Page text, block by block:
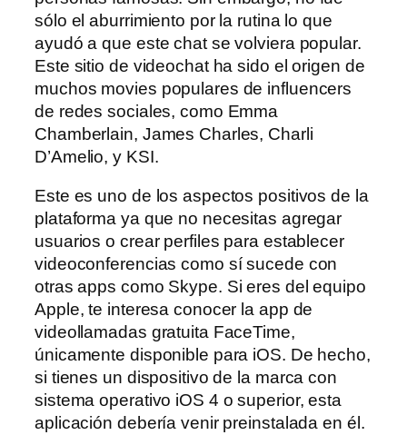
sólo el aburrimiento por la rutina lo que
ayudó a que este chat se volviera popular.
Este sitio de videochat ha sido el origen de
muchos movies populares de influencers
de redes sociales, como Emma
Chamberlain, James Charles, Charli
D’Amelio, y KSI.
Este es uno de los aspectos positivos de la
plataforma ya que no necesitas agregar
usuarios o crear perfiles para establecer
videoconferencias como sí sucede con
otras apps como Skype. Si eres del equipo
Apple, te interesa conocer la app de
videollamadas gratuita FaceTime,
únicamente disponible para iOS. De hecho,
si tienes un dispositivo de la marca con
sistema operativo iOS 4 o superior, esta
aplicación debería venir preinstalada en él.